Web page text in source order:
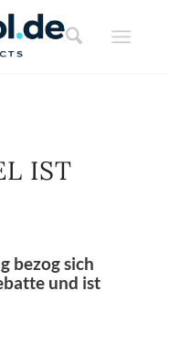
IST
bezog sich
und ist